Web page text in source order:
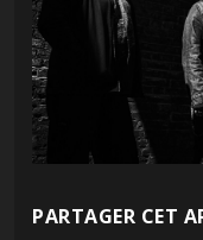
PARTAGER CET